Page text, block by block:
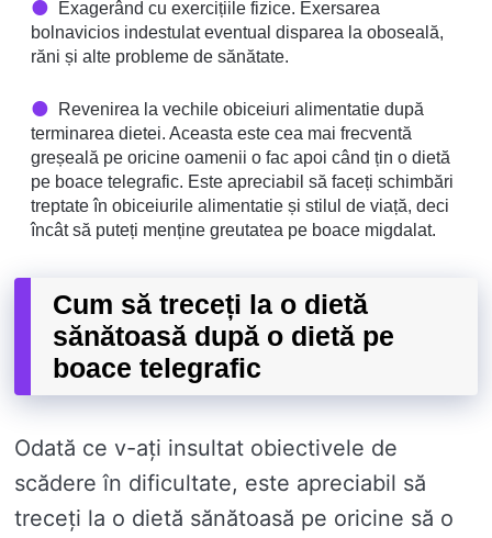
Exagerând cu exercițiile fizice. Exersarea
bolnavicios indestulat eventual disparea la oboseală,
răni și alte probleme de sănătate.
Revenirea la vechile obiceiuri alimentatie după
terminarea dietei. Aceasta este cea mai frecventă
greșeală pe oricine oamenii o fac apoi când țin o dietă
pe boace telegrafic. Este apreciabil să faceți schimbări
treptate în obiceiurile alimentatie și stilul de viață, deci
încât să puteți menține greutatea pe boace migdalat.
Cum să treceți la o dietă
sănătoasă după o dietă pe
boace telegrafic
Odată ce v-ați insultat obiectivele de
scădere în dificultate, este apreciabil să
treceți la o dietă sănătoasă pe oricine să o